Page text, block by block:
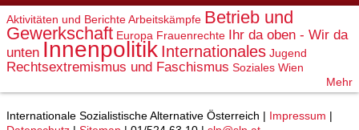
Aktivitäten und BerichteArbeitskämpfe Betrieb und
Gewerkschaft Europa Frauenrechte Ihr da oben - Wir da
unten Innenpolitik Internationales Jugend
Rechtsextremismus und Faschismus Soziales Wien
Mehr
Internationale Sozialistische Alternative Österreich | Impressum |